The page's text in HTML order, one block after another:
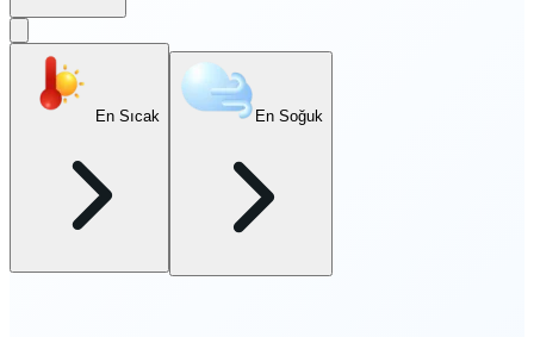
En Sıcak En Soğuk